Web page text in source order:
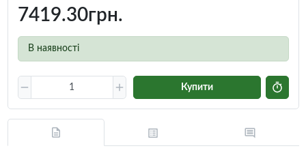
7419.30грн.
В наявності
Купити